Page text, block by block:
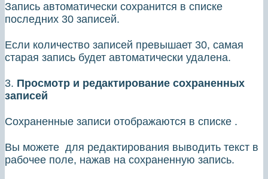
Запись автоматически сохранится в списке
последних 30 записей.
Если количество записей превышает 30, самая
старая запись будет автоматически удалена.
3. Просмотр и редактирование сохраненных
записей
Сохраненные записи отображаются в списке .
Вы можете для редактирования выводить текст в
рабочее поле, нажав на сохраненную запись.